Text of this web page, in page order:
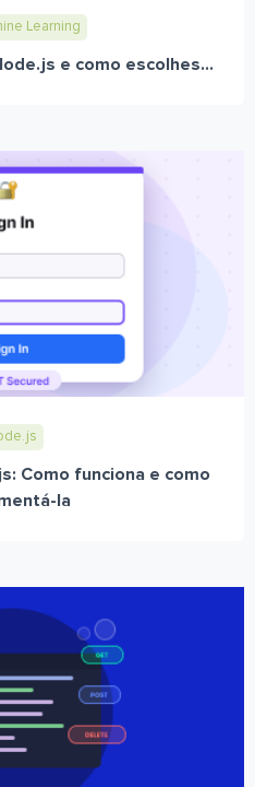
Learning
e como escolhes...
Como funciona e como
la